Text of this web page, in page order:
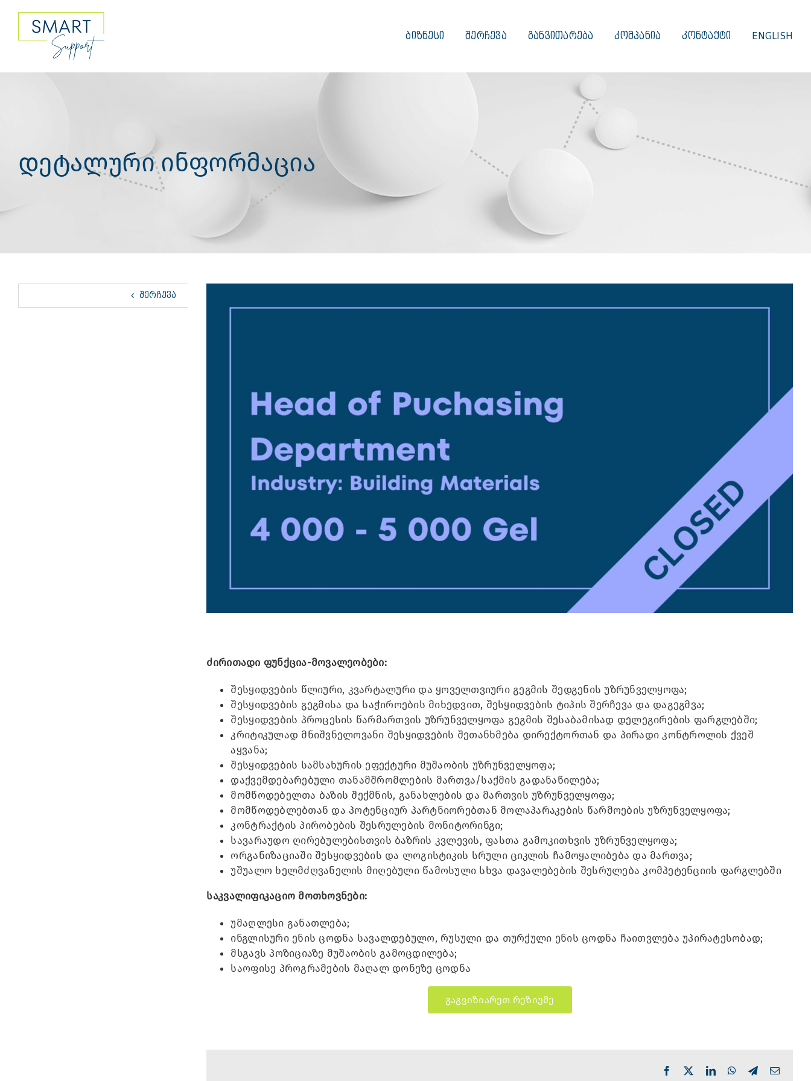
content
ᲑᲘᲖᲜᲔᲡᲘ ᲨᲔᲠᲩᲔᲕᲐ ᲒᲐᲜᲕᲘᲗᲐᲠᲔᲑᲐ ᲙᲝᲛᲞᲐᲜᲘᲐ ᲙᲝᲜᲢᲐᲥᲢᲘ ENGLISH
დეტალური ინფორმაცია
Larger
ძირითადი ფუნქცია-მოვალეობები:
შესყიდვების წლიური, კვარტალური და ყოველთვიური გეგმის შედგენის უზრუნველყოფა;
შესყიდვების გეგმისა და საჭიროების მიხედვით, შესყიდვების ტიპის შერჩევა და დაგეგმვა;
შესყიდვების პროცესის წარმართვის უზრუნველყოფა გეგმის შესაბამისად დელეგირების ფარგლებში;
კრიტიკულად მნიშვნელოვანი შესყიდვების შეთანხმება დირექტორთან და პირადი კონტროლის ქვეშ
აყვანა;
შესყიდვების სამსახურის ეფექტური მუშაობის უზრუნველყოფა;
დაქვემდებარებული თანამშრომლების მართვა/საქმის გადანაწილება;
მომწოდებელთა ბაზის შექმნის, განახლების და მართვის უზრუნველყოფა;
მომწოდებლებთან და პოტენციურ პარტნიორებთან მოლაპარაკების წარმოების უზრუნველყოფა;
კონტრაქტის პირობების შესრულების მონიტორინგი;
სავარაუდო ღირებულებისთვის ბაზრის კვლევის, ფასთა გამოკითხვის უზრუნველყოფა;
ორგანიზაციაში შესყიდვების და ლოგისტიკის სრული ციკლის ჩამოყალიბება და მართვა;
უშუალო ხელმძღვანელის მიღებული წამოსული სხვა დავალებების შესრულება კომპეტენციის ფარგლებში
საკვალიფიკაციო მოთხოვნები:
უმაღლესი განათლება;
ინგლისური ენის ცოდნა სავალდებულო, რუსული და თურქული ენის ცოდნა ჩაითვლება უპირატესობად;
მსგავს პოზიციაზე მუშაობის გამოცდილება;
საოფისე პროგრამების მაღალ დონეზე ცოდნა
გაგვიზიარეთ რეზიუმე
Facebook LinkedInWhatsApp
TelegramEmail
ᲨᲔᲠᲩᲔᲕᲐ